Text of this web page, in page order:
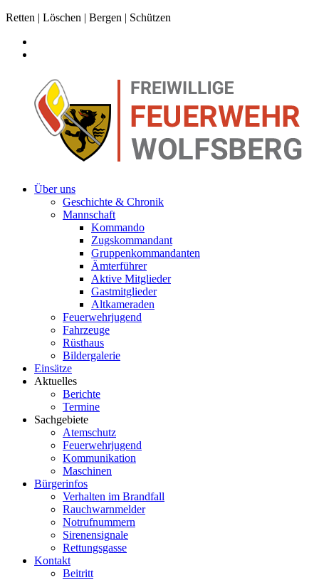
Retten | Löschen | Bergen | Schützen
Über uns
Geschichte & Chronik
Mannschaft
Kommando
Zugskommandant
Gruppenkommandanten
Ämterführer
Aktive Mitglieder
Gastmitglieder
Altkameraden
Feuerwehrjugend
Fahrzeuge
Rüsthaus
Bildergalerie
Einsätze
Aktuelles
Berichte
Termine
Sachgebiete
Atemschutz
Feuerwehrjugend
Kommunikation
Maschinen
Bürgerinfos
Verhalten im Brandfall
Rauchwarnmelder
Notrufnummern
Sirenensignale
Rettungsgasse
Kontakt
Beitritt